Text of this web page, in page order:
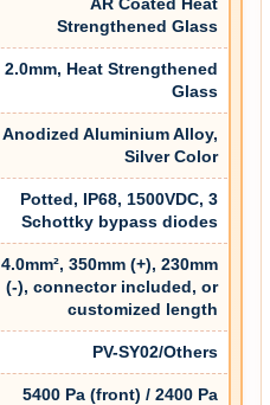
AR Coated Heat
Strengthened Glass
2.0mm, Heat Strengthened
Glass
Anodized Aluminium Alloy,
Silver Color
Potted, IP68, 1500VDC, 3
Schottky bypass diodes
4.0mm², 350mm (+), 230mm
(-), connector included, or
customized length
PV-SY02/Others
5400 Pa (front) / 2400 Pa